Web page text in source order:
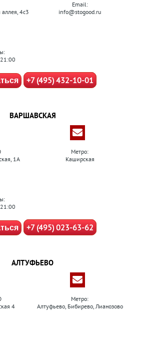
аллея, 4с3
Email:
info@stogood.ru
+7 (495) 432-10-01
ВАРШАВСКАЯ
1А
Метро:
Каширская
+7 (495) 023-63-62
АЛТУФЬЕВО
4
Метро:
Алтуфьево, Бибирево, Лианозово